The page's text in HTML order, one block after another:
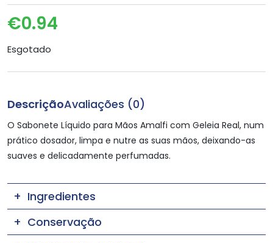
€0.94
Esgotado
DescriçãoAvaliações (0)
O Sabonete Líquido para Mãos Amalfi com Geleia Real, num
prático dosador, limpa e nutre as suas mãos, deixando-as
suaves e delicadamente perfumadas.
Ingredientes
Conservação